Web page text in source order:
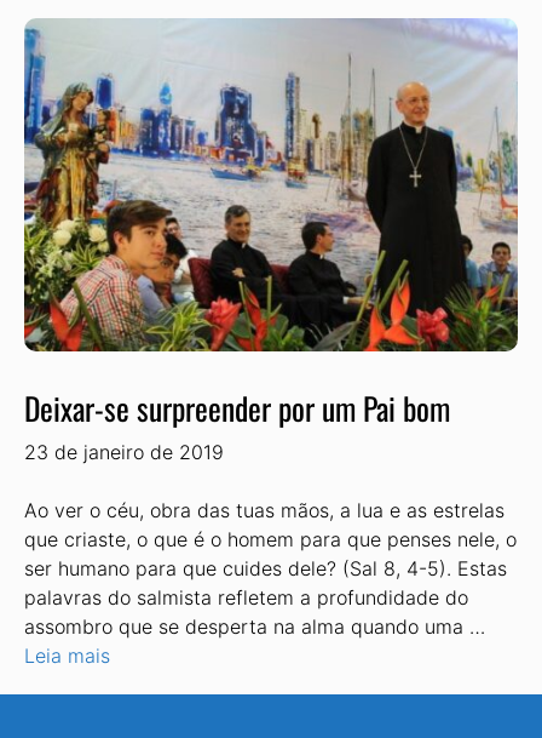
Deixar-se surpreender por um Pai bom
23 de janeiro de 2019
Ao ver o céu, obra das tuas mãos, a lua e as estrelas
que criaste, o que é o homem para que penses nele, o
ser humano para que cuides dele? (Sal 8, 4-5). Estas
palavras do salmista refletem a profundidade do
assombro que se desperta na alma quando uma …
Leia mais